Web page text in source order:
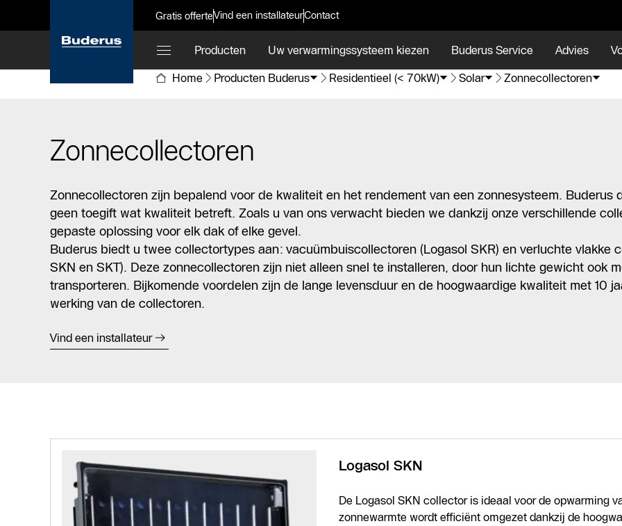
Gratis offerteVind een installateurContact
Producten Uw verwarmingssysteem kiezen Buderus Service Advies
Home
Producten Buderus Residentieel (< 70kW) Solar Zonnecollectoren
Zonnecollectoren
Zonnecollectoren zijn bepalend voor de kwaliteit en het rendement van een zonnesysteem. Buderus
geen toegift wat kwaliteit betreft. Zoals u van ons verwacht bieden we dankzij onze verschillende
gepaste oplossing voor elk dak of elke gevel.
Buderus biedt u twee collectortypes aan: vacuümbuiscollectoren (Logasol SKR) en verluchte vlakke
SKN en SKT). Deze zonnecollectoren zijn niet alleen snel te installeren, door hun lichte gewicht ook
transporteren. Bijkomende voordelen zijn de lange levensduur en de hoogwaardige kwaliteit met 10
werking van de collectoren.
Vind een installateur
Logasol SKN
De Logasol SKN collector is ideaal voor de opwarming
zonnewarmte wordt efficiënt omgezet dankzij de